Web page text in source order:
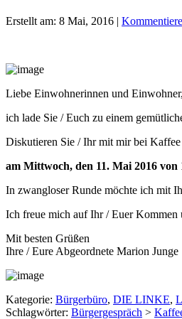
Erstellt am: 8 Mai, 2016 |
Liebe Einwohnerinnen und
ich lade Sie / Euch zu einem
Diskutieren Sie / Ihr mit mir bei
am Mittwoch, den 11. Mai 2016 von
In zwangloser Runde möchte ich mit
Ich freue mich auf Ihr / Euer Kommen
Mit besten Grüßen
Ihre / Eure Abgeordnete Marion Junge
Kategorie: Bürgerbüro, DIE LINKE,
Schlagwörter: Bürgergespräch >